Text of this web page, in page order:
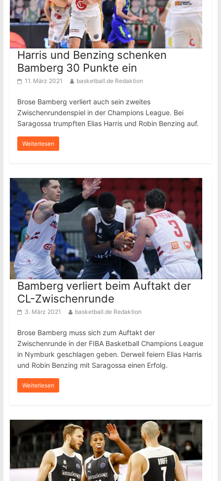
Harris und Benzing schenken
Bamberg 30 Punkte ein
11. März 2021 basketball.de Redaktion
Brose Bamberg verliert auch sein zweites
Zwischenrundenspiel in der Champions League. Bei
Saragossa trumpften Elias Harris und Robin Benzing auf.
Weiterlesen
Bamberg verliert beim Auftakt der
CL-Zwischenrunde
3. März 2021 basketball.de Redaktion
Brose Bamberg muss sich zum Auftakt der
Zwischenrunde in der FIBA Basketball Champions League
in Nymburk geschlagen geben. Derweil feiern Elias Harris
und Robin Benzing mit Saragossa einen Erfolg.
Weiterlesen